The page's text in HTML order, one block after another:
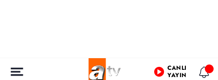
CANLI
YAYIN